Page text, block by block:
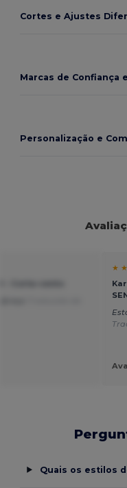
Cortes e Ajustes
Marcas de Confiança
Personalização e
★
Quais os estilos